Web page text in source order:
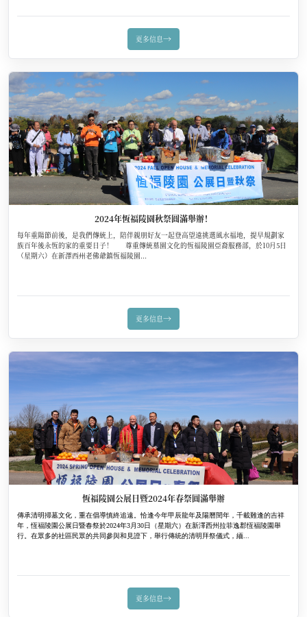
更多信息→
2024年恆福陵園秋祭圓滿舉辦！
每年重陽節前後，是我們傳統上，陪伴親朋好友一起登高望遠挑選風水福地，提早規劃家
族百年後永恆的家的重要日子！ 尊重傳統墓園文化的恆福陵園亞裔服務部，於10月5日
（星期六）在新澤西州老佛爺鎮恆福陵園...
更多信息→
恆福陵園公展日暨2024年春祭圓滿舉辦
傳承清明掃墓文化，重在倡導慎終追遠。恰逢今年甲辰龍年及陽曆閏年，千載難逢的吉祥
年，恆福陵園公展日暨春祭於2024年3月30日（星期六）在新澤西州拉菲逸郡恆福陵園舉
行。在眾多的社區民眾的共同參與和見證下，舉行傳統的清明拜祭儀式，緬...
更多信息→